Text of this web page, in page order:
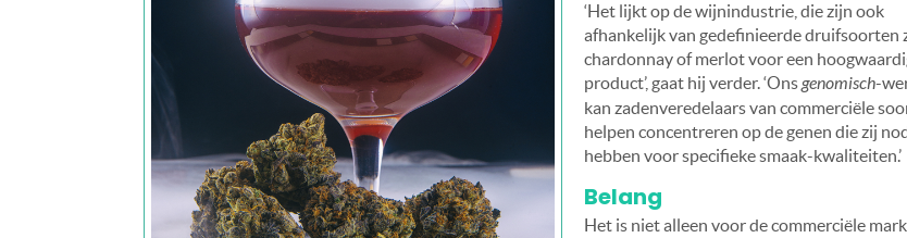
‘Het lijkt op de wijnindustrie, die zijn ook
afhankelijk van gedefinieerde druifsoorten
chardonnay of merlot voor een
product’, gaat hij verder. ‘Onsgenomisch-
kan zadenveredelaars van commerciële
helpen concentreren op de genen die zij
hebben voor specifieke smaak-kwaliteiten.’
Belang
Het is niet alleen voor de commerciële